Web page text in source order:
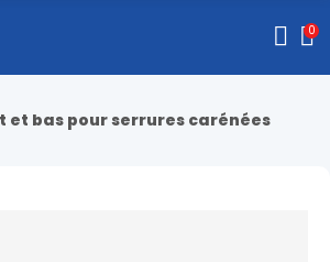
0
et bas pour serrures carénées